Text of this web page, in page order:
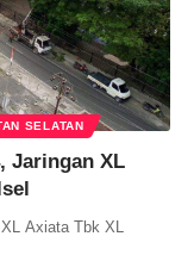
SELATAN
Jaringan XL
Axiata Tbk XL